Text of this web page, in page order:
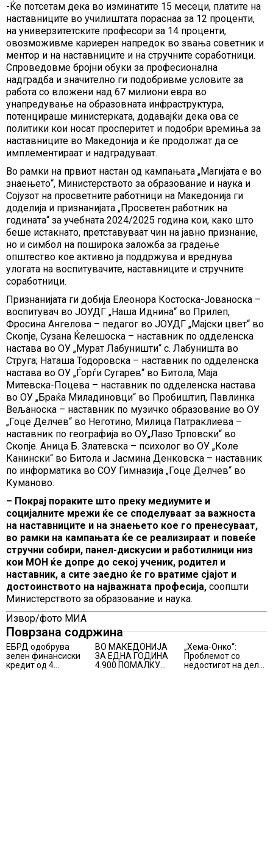
-Ќе потсетам дека во изминатите 15 месеци, платите на
наставниците во училиштата пораснаа за 12 проценти,
на универзитетските професори за 14 проценти,
овозможивме кариерен напредок во звања советник и
ментор и на наставниците и на стручните соработници.
Спроведовме бројни обуки за професионална
надградба и значително ги подобривме условите за
работа со вложени над 67 милиони евра во
унапредување на образовната инфраструктура,
потенцираше министерката, додавајќи дека ова се
политики кои носат просперитет и подобри времиња за
наставниците во Македонија и ќе продолжат да се
имплементираат и надградуваат.
Во рамки на првиот настан од кампањата „Магијата е во
знаењето“, Министерството за образование и наука и
Сојузот на просветните работници на Македонија ги
доделија и признанијата „Просветен работник на
годината“ за учебната 2024/2025 година кои, како што
беше истакнато, претставуваат чин на јавно признание,
но и симбол на поширока заложба за градење
општество кое активно ја поддржува и вреднува
улогата на воспитувачите, наставниците и стручните
соработници.
Признанијата ги добија Елеонора Костоска-Јованоска –
воспитувач во ЈОУДГ „Наша Иднина“ во Прилеп,
Фросина Ангелова – педагог во ЈОУДГ „Мајски цвет“ во
Скопје, Сузана Ќелешоска – наставник по одделенска
настава во ОУ „Мурат Лабуништи“ с. Лабуништа во
Струга; Наташа Тодоровска – наставник по одделенска
настава во ОУ „Ѓорѓи Сугарев“ во Битола, Маја
Митевска-Поцева – наставник по одделенска настава
во ОУ „Браќа Миладиновци“ во Пробиштип, Павлинка
Вељаноска – наставник по музичко образование во ОУ
„Гоце Делчев“ во Неготино, Милица Патраклиева –
наставник по географија во ОУ„Лазо Трповски“ во
Скопје. Аница Б. Златевска – психолог во ОУ „Коле
Канински“ во Битола и Јасмина Денковска – наставник
по информатика во СОУ Гимназија „Гоце Делчев“ во
Куманово.
– Покрај пораките што преку медиумите и
социјалните мрежи ќе се споделуваат за важноста
на наставниците и на знаењето кое го пренесуваат,
во рамки на кампањата ќе се реализираат и повеќе
стручни собири, панел-дискусии и работилници низ
кои МОН ќе допре до секој ученик, родител и
наставник, а сите заедно ќе го вратиме сјајот и
достоинството на најважната професија, соопшти
Министерството за образование и наука.
Извор/фото МИА
Поврзана содржина
ЕБРД одобрува
зелен финансиски
кредит од 4
ВО МАКЕДОНИЈА
ЗА ЕДНА ГОДИНА
4.900 ПОМАЛКУ
„Хема-Онко“:
Проблемот со
недостигот на дел